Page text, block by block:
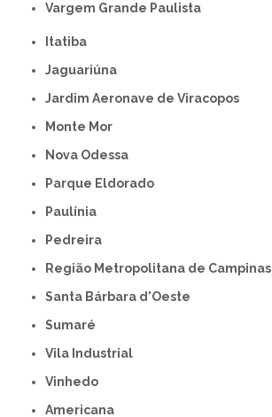
Vargem Grande Paulista
Itatiba
Jaguariúna
Jardim Aeronave de Viracopos
Monte Mor
Nova Odessa
Parque Eldorado
Paulínia
Pedreira
Região Metropolitana de Campinas
Santa Bárbara d'Oeste
Sumaré
Vila Industrial
Vinhedo
americana